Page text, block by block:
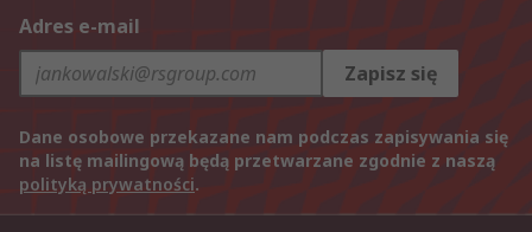
Adres e-mail
Zapisz się
Dane osobowe przekazane nam podczas zapisywania się
na listę mailingową będą przetwarzane zgodnie z naszą
polityką prywatności.